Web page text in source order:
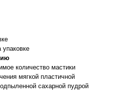
упаковке
количество мастики
мягкой пластичной
сахарной пудрой